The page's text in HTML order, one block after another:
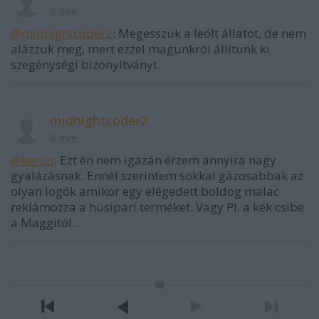
@midnightcoder2: Megesszük a leölt állatot, de nem
alázzuk meg, mert ezzel magunkról állítunk ki
szegénységi bizonyítványt.
midnightcoder2
@kerszi: Ezt én nem igazán érzem annyira nagy
gyalázásnak. Ennél szerintem sokkal gázosabbak az
olyan logók amikor egy elégedett boldog malac
reklámozza a húsipari terméket. Vagy Pl. a kék csibe
a Maggitól...